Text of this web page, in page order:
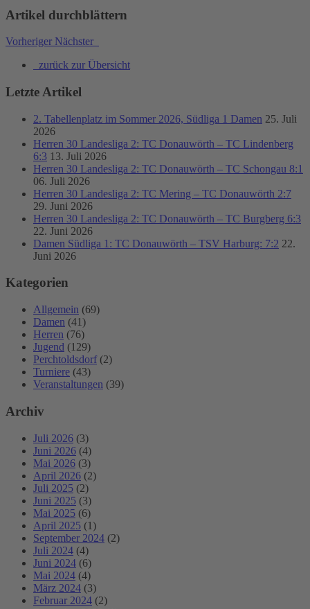
Artikel durchblättern
Vorheriger Nächster
zurück zur Übersicht
Letzte Artikel
2. Tabellenplatz im Sommer 2026, Südliga 1 Damen 25. Juli
2026
Herren 30 Landesliga 2: TC Donauwörth – TC Lindenberg
6:3 13. Juli 2026
Herren 30 Landesliga 2: TC Donauwörth – TC Schongau 8:1
06. Juli 2026
Herren 30 Landesliga 2: TC Mering – TC Donauwörth 2:7
29. Juni 2026
Herren 30 Landesliga 2: TC Donauwörth – TC Burgberg 6:3
22. Juni 2026
Damen Südliga 1: TC Donauwörth – TSV Harburg: 7:2 22.
Juni 2026
Kategorien
Allgemein (69)
Damen (41)
Herren (76)
Jugend (129)
Perchtoldsdorf (2)
Turniere (43)
Veranstaltungen (39)
Archiv
Juli 2026 (3)
Juni 2026 (4)
Mai 2026 (3)
April 2026 (2)
Juli 2025 (2)
Juni 2025 (3)
Mai 2025 (6)
April 2025 (1)
September 2024 (2)
Juli 2024 (4)
Juni 2024 (6)
Mai 2024 (4)
März 2024 (3)
Februar 2024 (2)